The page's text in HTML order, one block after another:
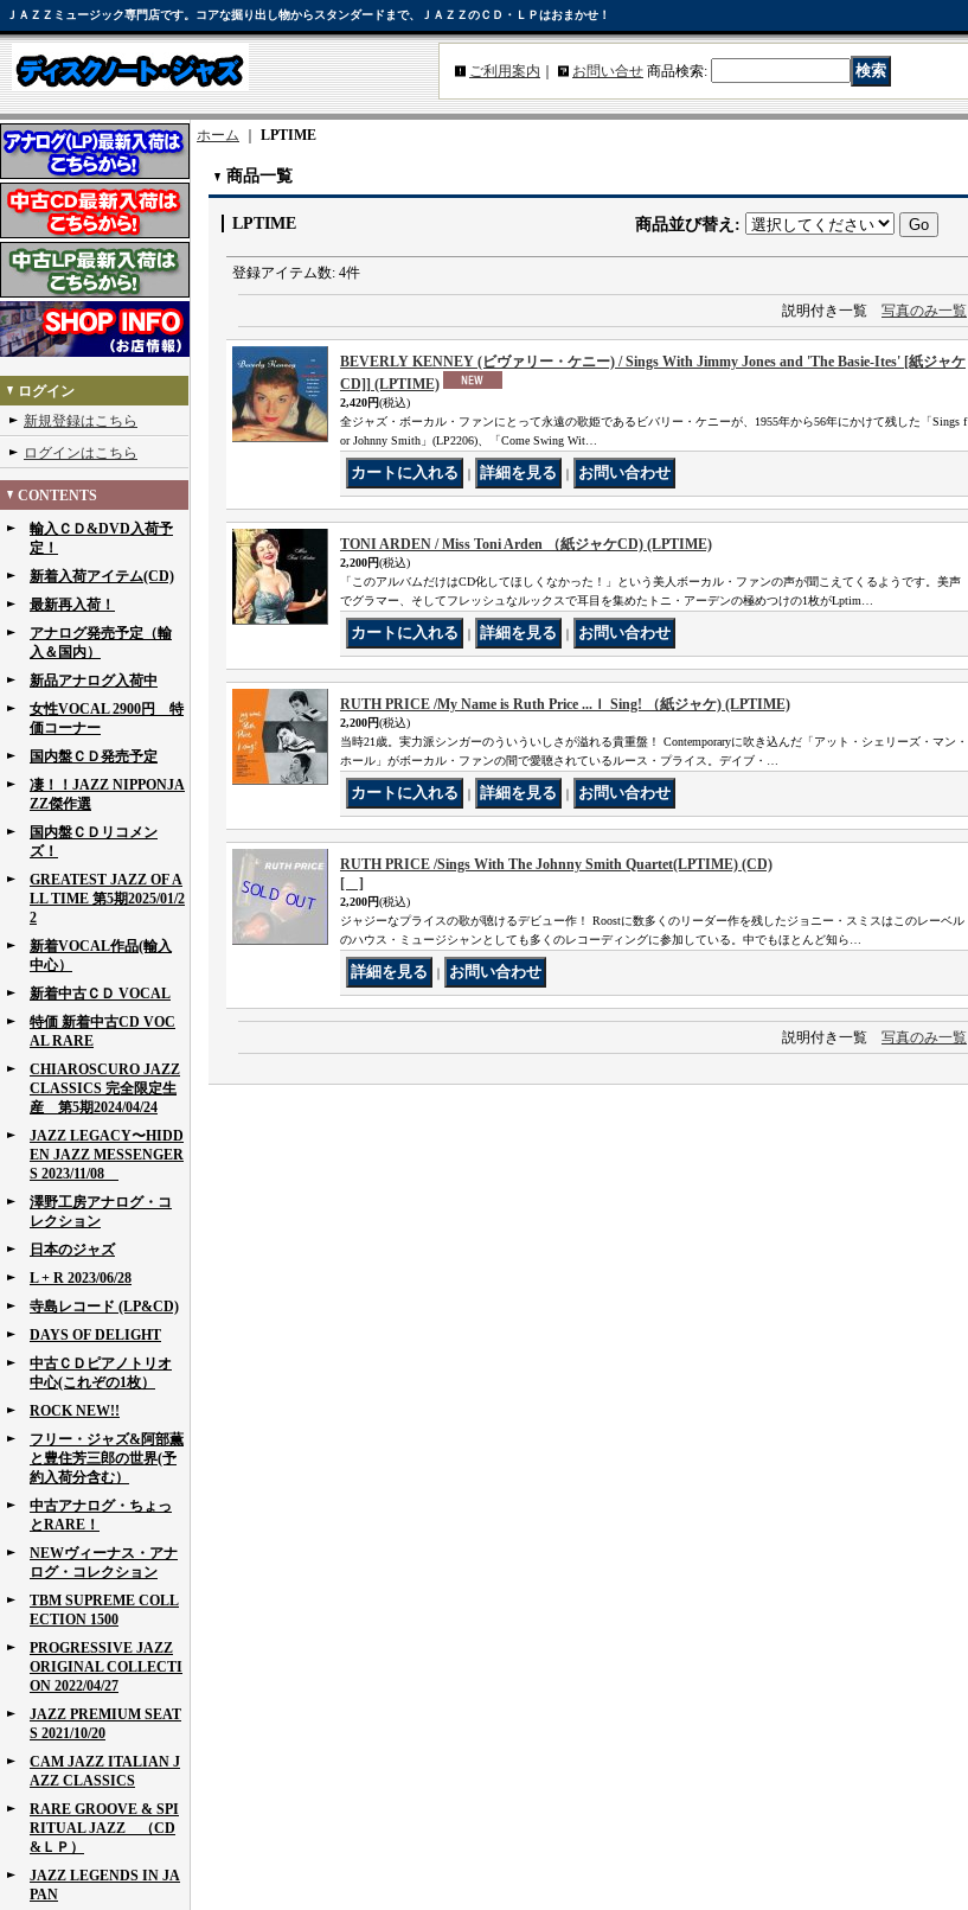
ＪＡＺＺミュージック専門店です。コアな掘り出し物からスタンダードまで、ＪＡＺＺのＣＤ・ＬＰはおまかせ！
ご利用案内 お問い合せ 商品検索:
ログイン
新規登録はこちら
ログインはこちら
CONTENTS
輸入ＣＤ&DVD入荷予
定！
新着入荷アイテム(CD)
最新再入荷！
アナログ発売予定（輸
入＆国内）
新品アナログ入荷中
女性VOCAL 2900円 特
価コーナー
国内盤ＣＤ発売予定
凄！！JAZZ NIPPONJA
ZZ傑作選
国内盤ＣＤリコメン
ズ！
GREATEST JAZZ OF A
LL TIME 第5期2025/01/2
2
新着VOCAL作品(輸入
中心）
新着中古ＣＤ VOCAL
特価 新着中古CD VOC
AL RARE
CHIAROSCURO JAZZ
CLASSICS 完全限定生
産 第5期2024/04/24
JAZZ LEGACY〜HIDD
EN JAZZ MESSENGER
S 2023/11/08
澤野工房アナログ・コ
レクション
日本のジャズ
L + R 2023/06/28
寺島レコード (LP&CD)
DAYS OF DELIGHT
中古ＣＤピアノトリオ
中心(これぞの1枚）
ROCK NEW!!
フリー・ジャズ&阿部薫
と豊住芳三郎の世界(予
約入荷分含む）
中古アナログ・ちょっ
とRARE！
NEWヴィーナス・アナ
ログ・コレクション
TBM SUPREME COLL
ECTION 1500
PROGRESSIVE JAZZ
ORIGINAL COLLECTI
ON 2022/04/27
JAZZ PREMIUM SEAT
S 2021/10/20
CAM JAZZ ITALIAN J
AZZ CLASSICS
RARE GROOVE & SPI
RITUAL JAZZ （CD
&ＬＰ）
JAZZ LEGENDS IN JA
PAN
ホーム LPTIME
商品一覧
LPTIME 商品並び替え :
登録アイテム数: 4件
説明付き一覧 写真のみ一覧
BEVERLY KENNEY (ビヴァリー・ケニー) / Sings With Jimmy Jones and 'The Basie-Ites' [紙ジャケ
CD]] (LPTIME)
2,420円(税込)
全ジャズ・ボーカル・ファンにとって永遠の歌姫であるビバリー・ケニーが、1955年から56年にかけて残した「Sings f
or Johnny Smith」(LP2206)、「Come Swing Wit…
｜ ｜
TONI ARDEN / Miss Toni Arden （紙ジャケCD) (LPTIME)
2,200円(税込)
「このアルバムだけはCD化してほしくなかった！」という美人ボーカル・ファンの声が聞こえてくるようです。美声
でグラマー、そしてフレッシュなルックスで耳目を集めたトニ・アーデンの極めつけの1枚がLptim…
｜ ｜
RUTH PRICE /My Name is Ruth Price ...Ｉ Sing! （紙ジャケ) (LPTIME)
2,200円(税込)
当時21歳。実力派シンガーのういういしさが溢れる貴重盤！ Contemporaryに吹き込んだ「アット・シェリーズ・マン・
ホール」がボーカル・ファンの間で愛聴されているルース・プライス。デイブ・…
｜ ｜
RUTH PRICE /Sings With The Johnny Smith Quartet(LPTIME) (CD)
[ ]
2,200円(税込)
ジャジーなプライスの歌が聴けるデビュー作！ Roostに数多くのリーダー作を残したジョニー・スミスはこのレーベル
のハウス・ミュージシャンとしても多くのレコーディングに参加している。中でもほとんど知ら…
｜
説明付き一覧 写真のみ一覧